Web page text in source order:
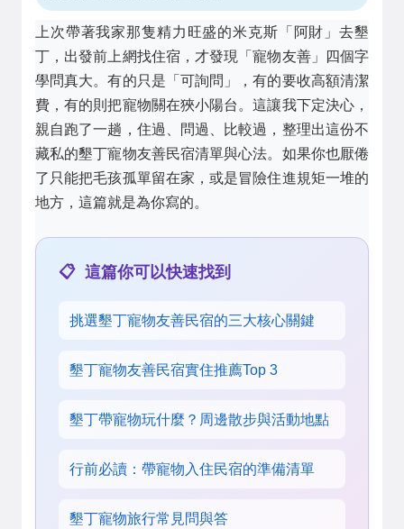
上次帶著我家那隻精力旺盛的米克斯「阿財」去墾
丁，出發前上網找住宿，才發現「寵物友善」四個字
學問真大。有的只是「可詢問」，有的要收高額清潔
費，有的則把寵物關在狹小陽台。這讓我下定決心，
親自跑了一趟，住過、問過、比較過，整理出這份不
藏私的墾丁寵物友善民宿清單與心法。如果你也厭倦
了只能把毛孩孤單留在家，或是冒險住進規矩一堆的
地方，這篇就是為你寫的。
這篇你可以快速找到
挑選墾丁寵物友善民宿的三大核心關鍵
墾丁寵物友善民宿實住推薦Top 3
墾丁帶寵物玩什麼？周邊散步與活動地點
行前必讀：帶寵物入住民宿的準備清單
墾丁寵物旅行常見問與答